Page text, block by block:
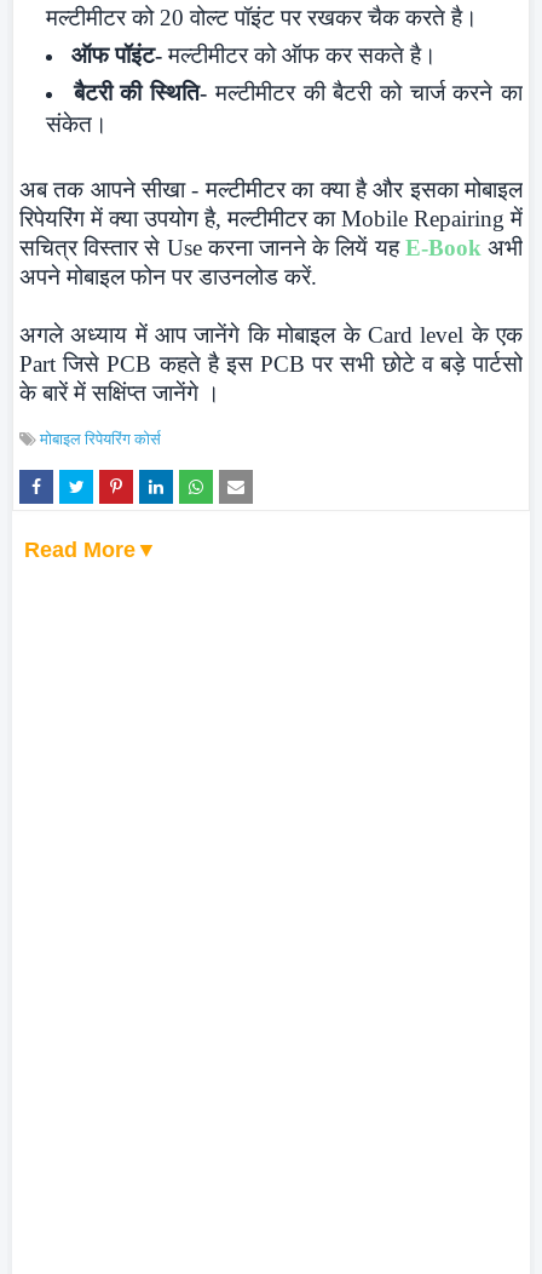
मल्टीमीटर को 20 वोल्ट पॉइंट पर रखकर चैक करते है।
ऑफ पॉइंट- मल्टीमीटर को ऑफ कर सकते है।
बैटरी की स्थिति- मल्टीमीटर की बैटरी को चार्ज करने का
संकेत।
अब तक आपने सीखा - मल्टीमीटर का क्या है और इसका मोबाइल
रिपेयरिंग में क्या उपयोग है, मल्टीमीटर का Mobile Repairing में
सचित्र विस्तार से Use करना जानने के लियें यहE-Book अभी
अपने मोबाइल फोन पर डाउनलोड करें.
अगले अध्याय में आप जानेंगे कि मोबाइल के Card level के एक
Part जिसे PCB कहते है इस PCB पर सभी छोटे व बड़े पार्टसो
के बारें में सक्षिंप्त जानेंगे ।
मोबाइल रिपेयरिंग कोर्स
Read More▼